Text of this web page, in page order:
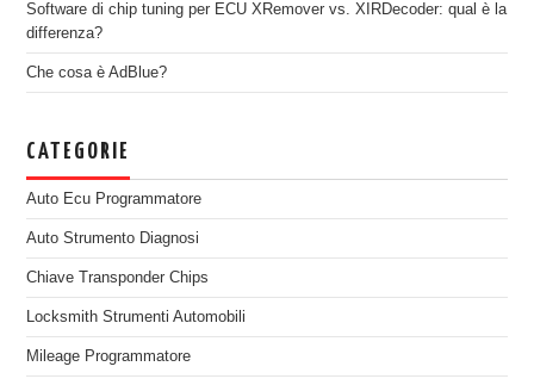
Software di chip tuning per ECU XRemover vs. XIRDecoder: qual è la
differenza?
Che cosa è AdBlue?
CATEGORIE
Auto Ecu Programmatore
Auto Strumento Diagnosi
Chiave Transponder Chips
Locksmith Strumenti Automobili
Mileage Programmatore